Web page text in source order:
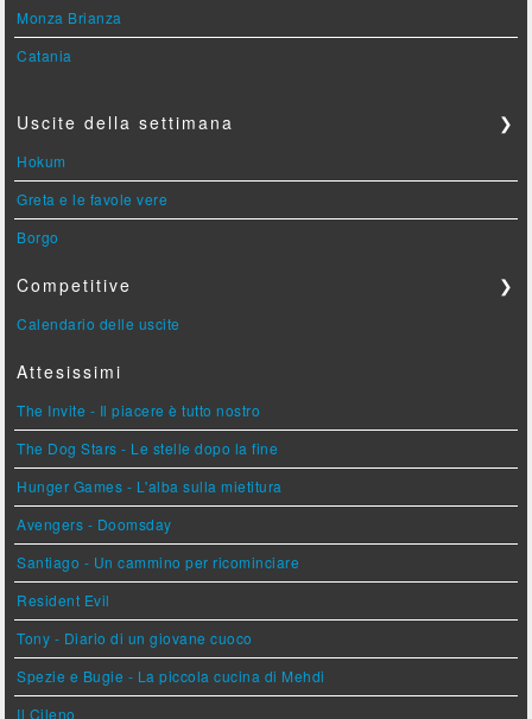
Monza Brianza
Catania
Uscite della settimana ❯
Hokum
Greta e le favole vere
Borgo
Competitive ❯
Calendario delle uscite
Attesissimi
The Invite - Il piacere è tutto nostro
The Dog Stars - Le stelle dopo la fine
Hunger Games - L'alba sulla mietitura
Avengers - Doomsday
Santiago - Un cammino per ricominciare
Resident Evil
Tony - Diario di un giovane cuoco
Spezie e Bugie - La piccola cucina di Mehdi
Il Cileno